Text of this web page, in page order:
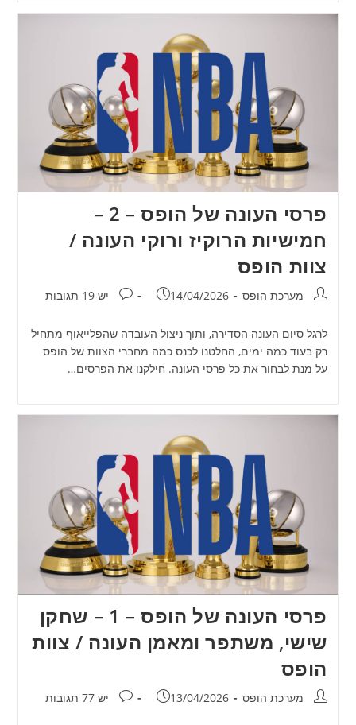
פרסי העונה של הופס – 2 –
חמישיות הרוקיז ורוקי העונה /
צוות הופס
מחבר:מערכת הופס פורסם:
14/04/2026 תגובות:
יש 19 תגובות
לרגל סיום העונה הסדירה, ותוך ניצול העובדה שהפלייאוף מתחיל
רק בעוד כמה ימים, החלטנו לכנס כמה מחברי הצוות של הופס
על מנת לבחור את כל פרסי העונה. חילקנו את הפרסים…
פרסי העונה של הופס – 1 – שחקן
שישי, משתפר ומאמן העונה / צוות
הופס
מחבר:מערכת הופס פורסם:
13/04/2026 תגובות:
יש 77 תגובות